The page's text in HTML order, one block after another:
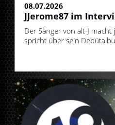
08.07.2026
JJerome87 im
Der Sänger von alt-J
spricht über sein